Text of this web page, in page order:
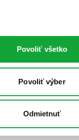
Povoliť všetko
Povoliť výber
Odmietnuť